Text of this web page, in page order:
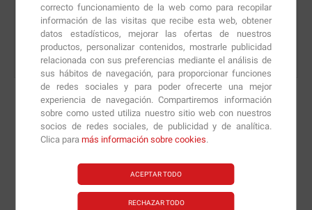
correcto funcionamiento de la web como para recopilar
información de las visitas que recibe esta web, obtener
datos estadísticos, mejorar las ofertas de nuestros
productos, personalizar contenidos, mostrarle publicidad
relacionada con sus preferencias mediante el análisis de
sus hábitos de navegación, para proporcionar funciones
de redes sociales y para poder ofrecerte una mejor
experiencia de navegación. Compartiremos información
sobre como usted utiliza nuestro sitio web con nuestros
socios de redes sociales, de publicidad y de analítica.
Clica paramás información sobre cookies.
ACEPTAR TODO
RECHAZAR TODO
Nuevas versiones y
recomendaciones de
nuestros nutricionistas.